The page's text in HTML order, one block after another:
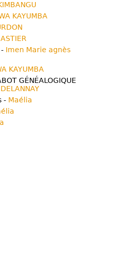
KAYUMBA
Imen Marie agnès
KAYUMBA
GÉNÉALOGIQUE
- Maélia